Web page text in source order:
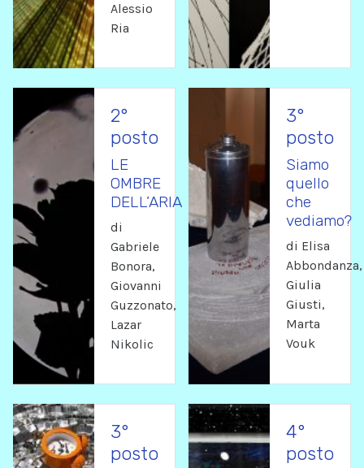
Alessio
Ria
2°
posto
LE
OMBRE
DELL’ARIA
di
Gabriele
Bonora,
Giovanni
Guzzonato,
Lazar
Nikolic
3°
posto
Siamo
quello
che
vediamo?
di Elisa
Abbondanza,
Giulia
Giusti,
Marta
Vouk
3°
posto
4°
posto